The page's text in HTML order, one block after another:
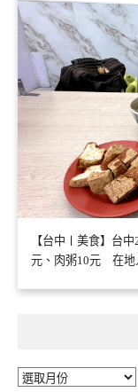
【台中〡美食】台
元、肉粥10元 在地
彙